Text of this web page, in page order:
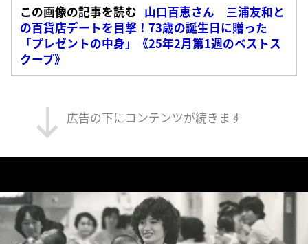
この画像の記事を読む 山口百恵さん 三浦友和と
の百貨店デートを目撃！73歳の誕生日に贈った
「プレゼントの中身」《25年2月第1週のベストス
クープ》
広告の下にコンテンツが続きます